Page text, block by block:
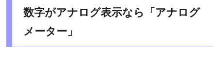
数字がアナログ表示なら「アナログ
メーター」